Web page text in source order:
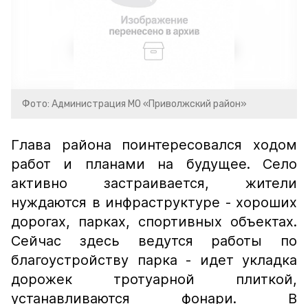
Фото: Администрация МО «Приволжский район»
Глава района поинтересовался ходом
работ и планами на будущее. Село
активно застраивается, жители
нуждаются в инфраструктуре - хороших
дорогах, парках, спортивных объектах.
Сейчас здесь ведутся работы по
благоустройству парка - идет укладка
дорожек тротуарной плиткой,
устанавливаются фонари. В